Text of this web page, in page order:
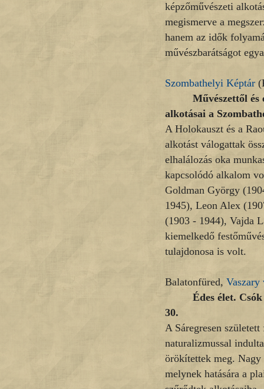
képzőművészeti
megismerve a
hanem az idők
művészbarátságot
Szombathelyi Képtár
Művészettől és
alkotásai a
A Holokauszt és a
alkotást válogattak
elhalálozás oka
kapcsolódó alkalom
Goldman György
1945), Leon Alex
(1903 - 1944), Vajda
kiemelkedő
tulajdonosa is volt.
Balatonfüred,
Édes élet.
30.
A Sáregresen
naturalizmussal
örökítettek meg. Nagy
melynek hatására a